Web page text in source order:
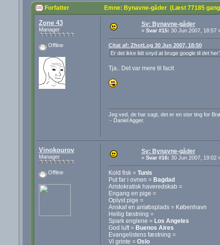
Forfatter Emne: Bynavne-gåder (Læst 77185
Zone 43
Manager
Offline
Sv: Bynavne-gåder
« Svar #15: 30 Jun 2007, 18:57
Citat af: ZhotLog 30 Jun 2007, 18:50
Er det ikke lidt snyd at bruge google til det
Tja.. Det var mere til facit
Jeg ved, de har sagt, det er en stor ting for
- Daniel Agger.
Vinokourov
Manager
Offline
Sv: Bynavne-gåder
« Svar #16: 30 Jun 2007, 19:02
Kold fisk = Tunis
Put far i ovnen = Bagdad
Aristokratisk haveredskab =
Engang en pige =
Oplyst pige =
Anskaf en anløbsplads = København
Hellig fæstning =
Spark englene = Los Angeles
God luft = Buenos Aires
Evangelistens fæstning =
Vi grinte = Oslo